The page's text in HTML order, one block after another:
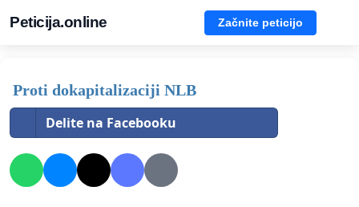
Peticija.online Začnite peticijo
Proti dokapitalizaciji NLB
Delite na Facebooku